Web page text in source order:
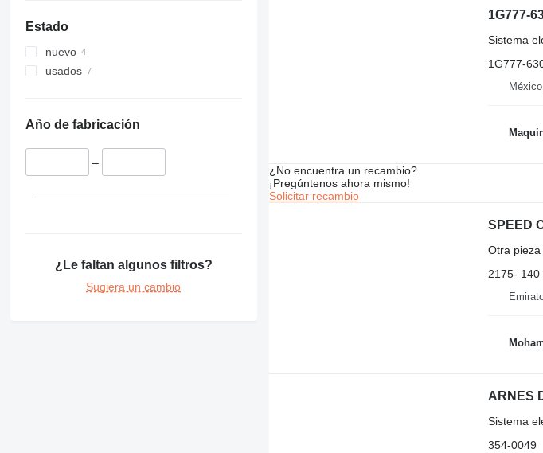
Estado
nuevo
usados
Año de fabricación
–
¿Le faltan algunos filtros?
Sugiera un cambio
1G777-
Sistema
1G777-
¿No encuentra un recambio?
¡Pregúntenos ahora mismo!
Solicitar recambio
SPEED
Otra
2175- 140
Sistema
354-0049